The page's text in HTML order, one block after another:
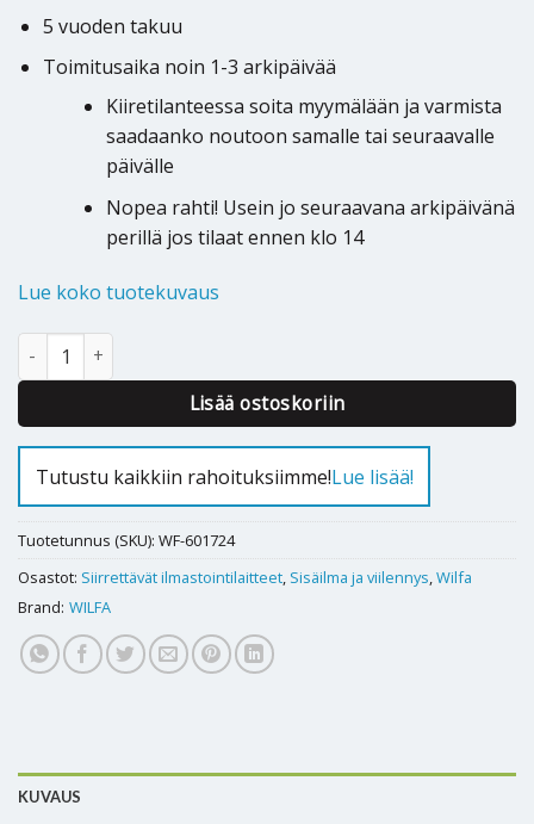
5 vuoden takuu
Toimitusaika noin 1-3 arkipäivää
Kiiretilanteessa soita myymälään ja varmista
saadaanko noutoon samalle tai seuraavalle
päivälle
Nopea rahti! Usein jo seuraavana arkipäivänä
perillä jos tilaat ennen klo 14
Lue koko tuotekuvaus
Siirrettävä ilmastointilaite Wilfa Chill 12 Connected määrä
Lisää ostoskoriin
Alternative:
Tutustu kaikkiin rahoituksiimme!Lue lisää!
Tuotetunnus (SKU): WF-601724
Osastot: Siirrettävät ilmastointilaitteet, Sisäilma ja viilennys,Wilfa
Brand: WILFA
KUVAUS